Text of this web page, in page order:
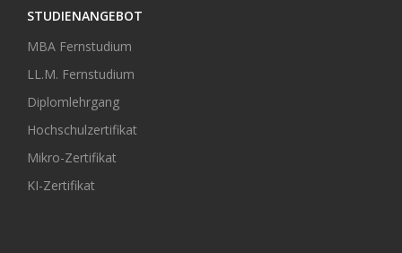
STUDIENANGEBOT
MBA Fernstudium
LL.M. Fernstudium
Diplomlehrgang
Hochschulzertifikat
Mikro-Zertifikat
KI-Zertifikat